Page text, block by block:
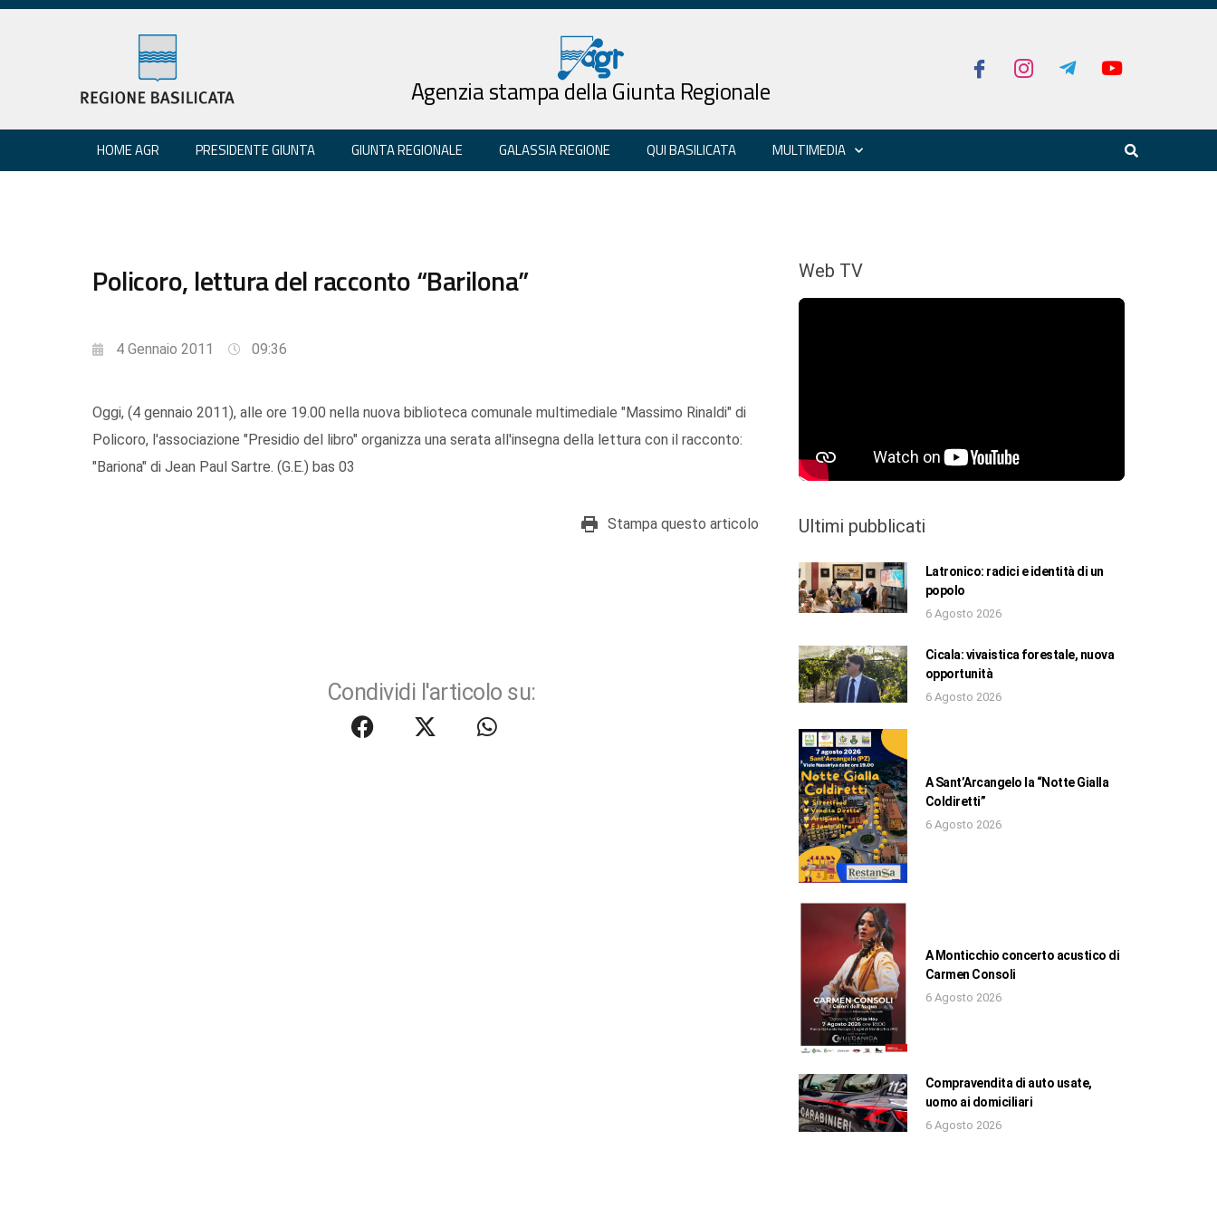
Agenzia stampa della Giunta Regionale
HOME AGR PRESIDENTE GIUNTA GIUNTA REGIONALE GALASSIA REGIONE QUI BASILICATA MULTIMEDIA
Policoro, lettura del racconto “Barilona”
4 Gennaio 2011 09:36
Oggi, (4 gennaio 2011), alle ore 19.00 nella nuova biblioteca comunale multimediale "Massimo Rinaldi" di
Policoro, l'associazione "Presidio del libro" organizza una serata all'insegna della lettura con il racconto:
"Bariona" di Jean Paul Sartre. (G.E.) bas 03
Stampa questo articolo
Condividi l'articolo su:
Web TV
Ultimi pubblicati
Latronico: radici e identità di un
popolo
6 Agosto 2026
Cicala: vivaistica forestale, nuova
opportunità
6 Agosto 2026
A Sant’Arcangelo la “Notte Gialla
Coldiretti”
6 Agosto 2026
A Monticchio concerto acustico di
Carmen Consoli
6 Agosto 2026
Compravendita di auto usate,
uomo ai domiciliari
6 Agosto 2026